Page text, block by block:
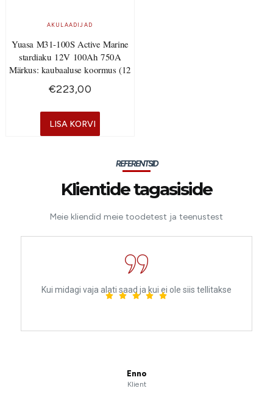
AKULAADIJAD
Yuasa M31-100S Active Marine
stardiaku 12V 100Ah 750A
Märkus: kaubaaluse koormus (12
€223,00
LISA KORVI
REFERENTSID
Klientide tagasiside
Meie kliendid meie toodetest ja teenustest
Enno
Klient
Kui midagi vaja alati saad ja kui ei ole siis tellitakse